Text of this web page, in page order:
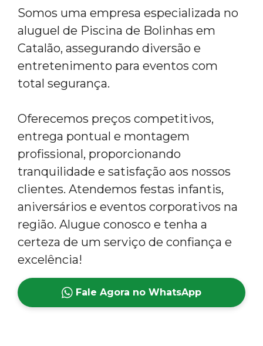
Somos uma empresa especializada no
aluguel de Piscina de Bolinhas em
Catalão, assegurando diversão e
entretenimento para eventos com
total segurança.
Oferecemos preços competitivos,
entrega pontual e montagem
profissional, proporcionando
tranquilidade e satisfação aos nossos
clientes. Atendemos festas infantis,
aniversários e eventos corporativos na
região. Alugue conosco e tenha a
certeza de um serviço de confiança e
excelência!
Fale Agora no WhatsApp